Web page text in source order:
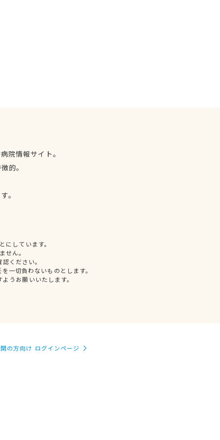
院情報サイト。
的。
。
しています。
せん。
ください。
一切負わないものとします。
うお願いいたします。
の方向け ログインページ